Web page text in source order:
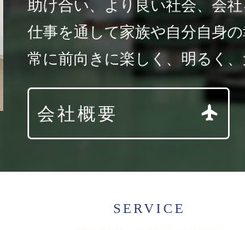
助け合い、より良い社会、会
仕事を通して家族や自分自身の
常に前向きに楽しく、明るく、
会社概要
SERVICE